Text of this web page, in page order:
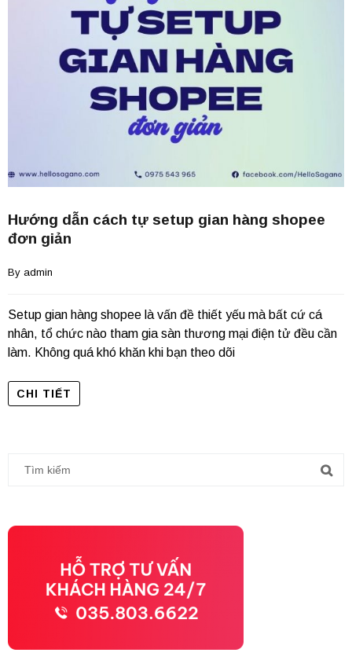
Hướng dẫn cách tự setup gian hàng shopee
đơn giản
By admin
Setup gian hàng shopee là vấn đề thiết yếu mà bất cứ cá
nhân, tổ chức nào tham gia sàn thương mại điện tử đều cần
làm. Không quá khó khăn khi bạn theo dõi
CHI TIẾT